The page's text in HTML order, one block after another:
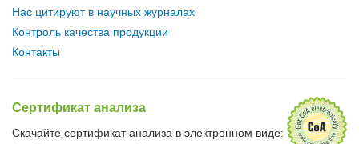
Нас цитируют в научных журналах
Контроль качества продукции
Контакты
Сертификат анализа
Скачайте сертификат анализа в электронном виде: